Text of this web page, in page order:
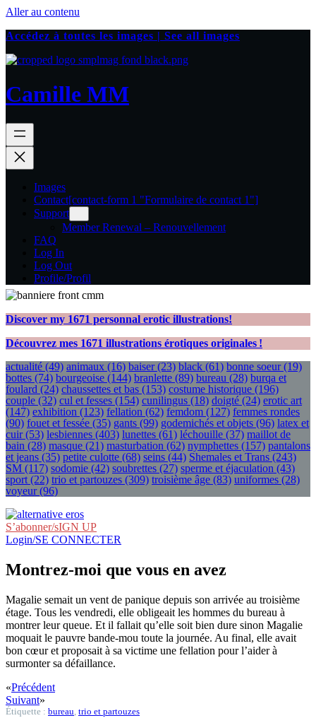
Aller au contenu
Accédez à toutes les images | See all images
Camille MM
Images
Contact[contact-form 1 "Formulaire de contact 1"]
Support
Member Renewal – Renouvellement
FAQ
Log In
Log Out
Profile/Profil
Discover my 1671 personnal erotic illustrations!
Découvrez mes 1671 illustrations érotiques originales !
actualité (49) animaux (16) baiser(23) black (61) bonne soeur(19)
bottes (74) bourgeoise (144) branlette (89) bureau (28) burqa et
foulard (24) chaussettes et bas (153) costume historique (196)
couple (32) cul et fesses (154) cunilingus (18) doigté (24) erotic art
(147) exhibition (123) fellation (62) femdom (127) femmes rondes
(90) fouet et fessée (35) gants (99) godemichés et objets (96) latex et
cuir(53) lesbiennes (403) lunettes (61) léchouille (37) maillot de
bain (28) masque (21) masturbation (62) nymphettes (157) pantalons
et jeans (35) petite culotte (68) seins (44) Shemales et Trans (243)
SM (117) sodomie (42) soubrettes (27) sperme et éjaculation (43)
sport (22) trio et partouzes (309) troisième âge (83) uniformes (28)
voyeur(96)
S’abonner/sIGN UP
Login/SE CONNECTER
Montrez-moi que vous en avez
Magalie semait un vent de panique depuis son arrivée au troisième
étage. Tous les vendredi, elle obligeait les hommes du bureau à
montrer leur queue. Et il fallait qu’elle soit bien dure sinon Magalie
moquait le pauvre bande-mou toute la journée. Au final, elle avait
bon cœur et proposait à sa victime une fellation pour l’aider à
surmonter sa défaillance.
«Précédent
Suivant»
Étiquette : bureau trio et partouzes